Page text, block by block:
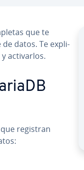
que te
de datos. Te ex­pli­
ac­ti­var­los.
que registran